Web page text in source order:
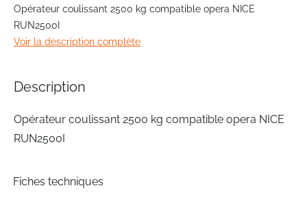
to
the
beginning
of
gallery
Opérateur coulissant 2500 kg compatible opera NICE
RUN2500I
Voir la description complète
Description
Opérateur coulissant 2500 kg compatible opera NICE
RUN2500I
Fiches techniques